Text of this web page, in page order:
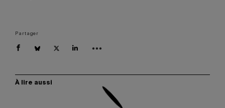
Partager
À lire aussi